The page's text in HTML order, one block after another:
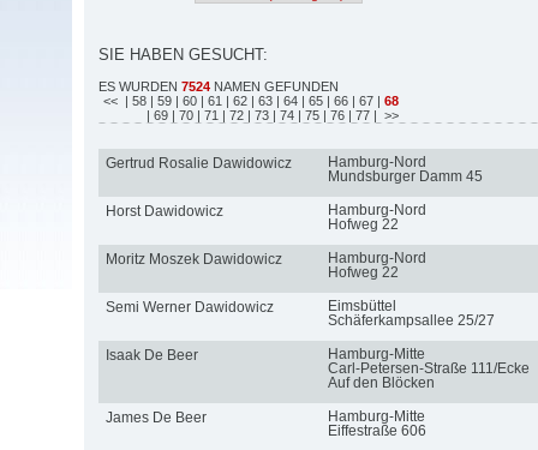
SIE HABEN GESUCHT:
ES WURDEN 7524 NAMEN GEFUNDEN
<< | 58 | 59 | 60 | 61 | 62 | 63 | 64 | 65 | 66 | 67 | 68
| 69 | 70 | 71 | 72 | 73 | 74 | 75 | 76 | 77 | >>
Gertrud Rosalie Dawidowicz
Hamburg-Nord
Mundsburger Damm 45
Horst Dawidowicz
Hamburg-Nord
Hofweg 22
Moritz Moszek Dawidowicz
Hamburg-Nord
Hofweg 22
Semi Werner Dawidowicz
Eimsbüttel
Schäferkampsallee 25/27
Isaak De Beer
Hamburg-Mitte
Carl-Petersen-Straße 111/Ecke
Auf den Blöcken
James De Beer
Hamburg-Mitte
Eiffestraße 606